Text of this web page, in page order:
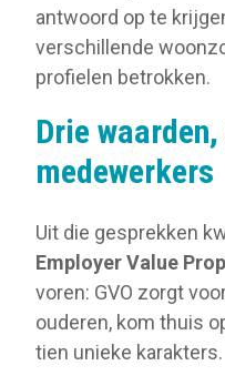
antwoord op te
verschillende
profielen
Drie
medewerkers
Uit die gesprekken
Employer Value
voren: GVO zorgt
ouderen, kom thuis
tien unieke